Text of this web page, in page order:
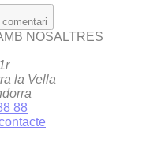
NOSALTRES
la Vella
88